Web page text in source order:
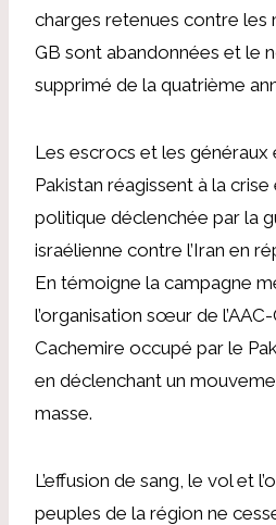
charges retenues contre les
GB sont abandonnées et le
supprimé de la quatrième
Les escrocs et les généraux
Pakistan réagissent à la
politique déclenchée par la
israélienne contre l’Iran en
En témoigne la campagne
l’organisation sœur de
Cachemire occupé par le
en déclenchant un
masse.
L’effusion de sang, le vol et
peuples de la région ne